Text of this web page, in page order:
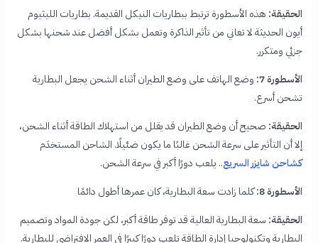
الحقيقة: هذه الأسطورة ترتبط ببطاريات النيكل القديمة. بطاريات الليثيوم
أيون الحديثة لا تعاني من تأثير الذاكرة وتعمل بشكل أفضل عند شحنها بشكل
جزئي ومتكرر.
الأسطورة 7:
وضع الهاتف على وضع الطيران أثناء الشحن يجعل البطارية
تشحن أسرع.
الحقيقة: صحيح أن وضع الطيران قد يقلل من استهلاك الطاقة أثناء الشحن،
إلا أن التأثير على سرعة الشحن غالبًا ما يكون ضئيلًا. الشاحن المستخدَم
كشاحن شايزر السريع.. يلعب دورًا أكبر في سرعة الشحن.
الأسطورة 8:
كلما زادت سعة البطارية، كان عمرها أطول دائمًا
الحقيقة: سعة البطارية العالية قد توفر طاقة أكبر، لكن جودة المواد وتصميم
البطارية وتكنولوجيا إدارة الطاقة تلعب دورًا كبيرًا في العمر الافتراضي للبطارية.